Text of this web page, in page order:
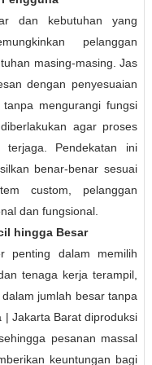
dan kebutuhan yang
pelanggan
masing-masing. Jas
dengan penyesuaian
mengurangi fungsi
agar proses
Pendekatan ini
benar-benar sesuai
custom, pelanggan
dan fungsional.
hingga Besar
penting dalam memilih
tenaga kerja terampil,
jumlah besar tanpa
| Jakarta Barat diproduksi
pesanan massal
keuntungan bagi